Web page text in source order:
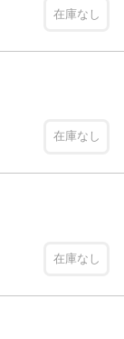
在庫なし
在庫なし
在庫なし